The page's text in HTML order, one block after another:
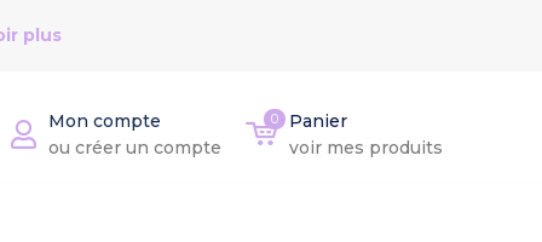
plus
Mon compte
ou créer un compte
0
Panier
voir mes produits